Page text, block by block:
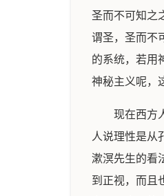
圣而不可知之
谓圣，圣而不
的系统，若用
神秘主义呢，
现在西方
人说理性是从
漱溟先生的看
到正视，而且